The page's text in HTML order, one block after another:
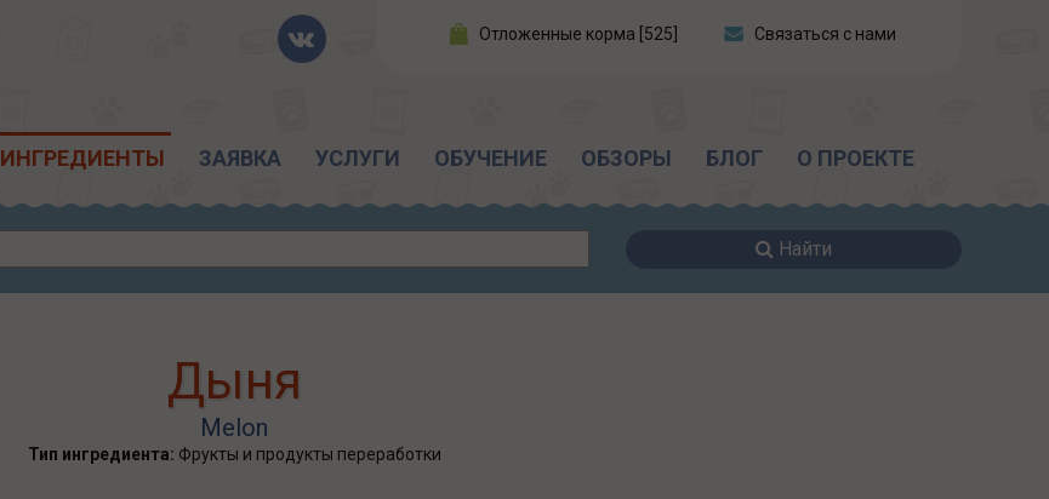
Отложенные корма [525] Связаться с нами
ИНГРЕДИЕНТЫ ЗАЯВКА УСЛУГИ ОБУЧЕНИЕ ОБЗОРЫ БЛОГ О ПРОЕКТЕ
Найти
Дыня
Melon
Тип ингредиента: Фрукты и продукты переработки